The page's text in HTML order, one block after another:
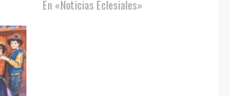
En «Noticias Eclesiales»